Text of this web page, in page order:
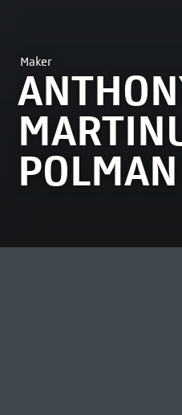
Maker
POLMAN